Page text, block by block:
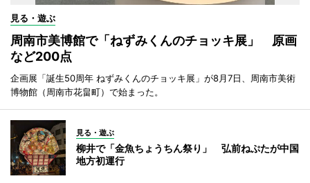
見る・遊ぶ
周南市美博館で「ねずみくんのチョッキ展」 原画
など200点
企画展「誕生50周年 ねずみくんのチョッキ展」が8月7日、周南市美術
博物館（周南市花畠町）で始まった。
見る・遊ぶ
柳井で「金魚ちょうちん祭り」 弘前ねぷたが中国
地方初運行